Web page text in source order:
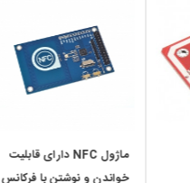
ماژول NFC دارای قابلیت
خواندن و نوشتن با فرکانس